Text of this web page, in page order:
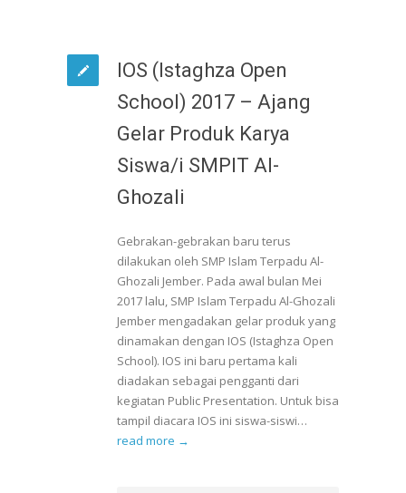
IOS (Istaghza Open
School) 2017 – Ajang
Gelar Produk Karya
Siswa/i SMPIT Al-
Ghozali
Gebrakan-gebrakan baru terus
dilakukan oleh SMP Islam Terpadu Al-
Ghozali Jember. Pada awal bulan Mei
2017 lalu, SMP Islam Terpadu Al-Ghozali
Jember mengadakan gelar produk yang
dinamakan dengan IOS (Istaghza Open
School). IOS ini baru pertama kali
diadakan sebagai pengganti dari
kegiatan Public Presentation. Untuk bisa
tampil diacara IOS ini siswa-siswi…
read more →